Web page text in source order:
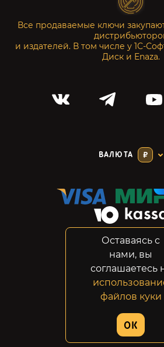
Все продаваемые ключи
и издателей. В том числе у 1С-
Диск и Enaza.
ВАЛЮТА ₽
Возвраты
Правовая
© 2014-2026
ADN
Оставаясь с
нами, вы
соглашаетесь
файлов куки
OK